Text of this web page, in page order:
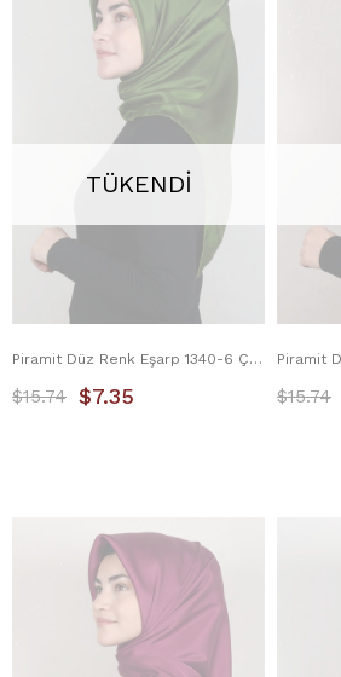
TÜKENDI
Piramit Düz Renk Eşarp 1340-6 Çam Yeşili
$7.35
$15.74 $15.74